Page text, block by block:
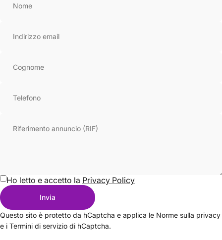
Nome
Indirizzo email
Cognome
Telefono
Riferimento annuncio (RIF)
Ho letto e accetto la Privacy Policy
Invia
Invia
Questo sito è protetto da hCaptcha e applica le Norme sulla privacy
e i Termini di servizio di hCaptcha.